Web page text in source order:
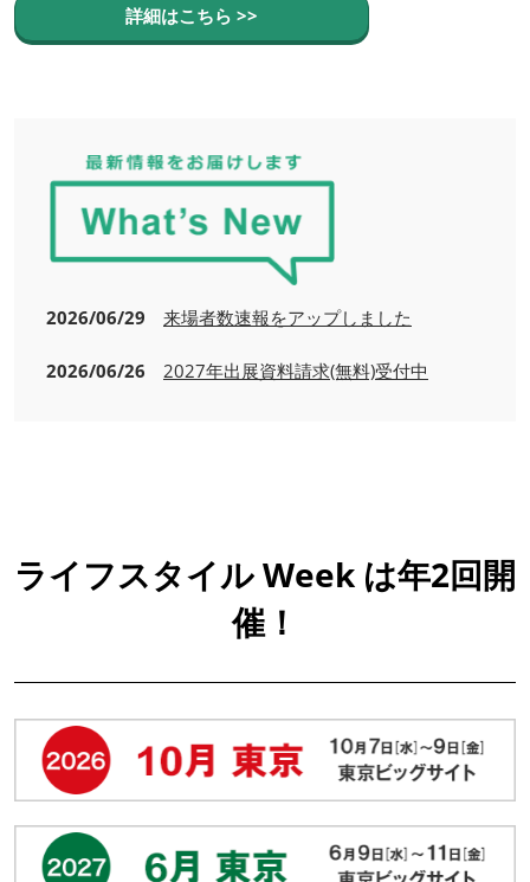
詳細はこちら >>
2026/06/29 来場者数速報をアップしました
2026/06/26 2027年出展資料請求(無料)受付中
ライフスタイル Week は年2回開
催！